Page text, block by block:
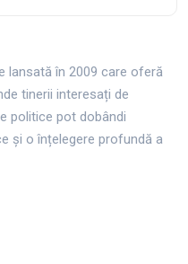
lansată în 2009 care oferă
tinerii interesați de
politice pot dobândi
și o înțelegere profundă a